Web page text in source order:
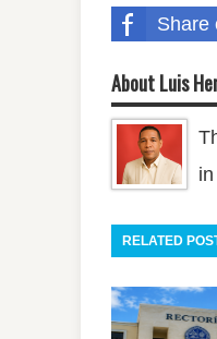
Share
About Luis
RELATED